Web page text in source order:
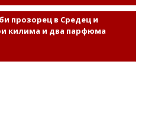
прозорец в Средец и
килима и два парфюма